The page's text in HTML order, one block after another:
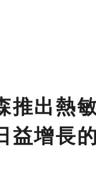
推出熱
益增長